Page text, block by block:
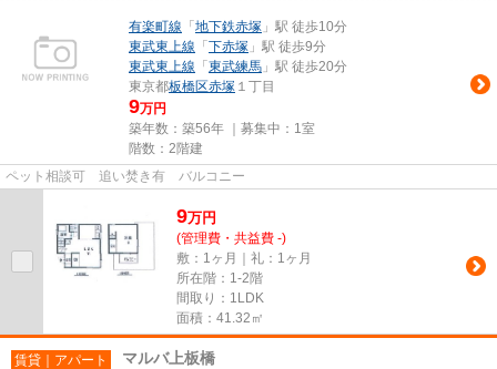
有楽町線 「 地下鉄赤塚 」駅 徒歩10分
東武東上線 「 下赤塚 」駅 徒歩9分
東武東上線 「 東武練馬 」駅 徒歩20分
東京都板橋区赤塚 １丁目
9万円
築年数：築56年 ｜募集中： 1室
階数：2階建
ペット相談可 追い焚き有 バルコニー
9万円
(管理費・共益費 -)
敷：1ヶ月｜礼：1ヶ月
所在階：1-2階
間取り：1LDK
面積：41.32㎡
賃貸｜アパート マルバ上板橋